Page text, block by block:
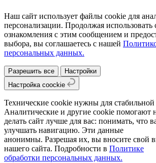
Наш сайт использует файлы cookie для
персонализации. Продолжая использовать
ознакомления с этим сообщением и
выбора, вы соглашаетесь с нашей
персональных данных.
Разрешить все
Настройки
Настройка coockie
Технические cookie нужны для стабильной
Аналитические и другие cookie помогают
делать сайт лучше для вас: понимать, что
улучшать навигацию. Эти данные
анонимны. Разрешая их, вы вносите свой
нашего сайта. Подробности в Политике
обработки персональных данных.